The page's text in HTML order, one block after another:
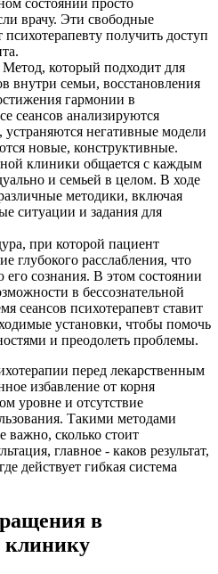
состоянии просто
врачу. Эти свободные
получить доступ
который подходит для
внутри семьи, восстановления
гармонии в
сеансов анализируются
негативные модели
новые, конструктивные.
клиники общается с каждым
и семьей в целом. В ходе
методики, включая
ситуации и задания для
при которой пациент
глубокого расслабления, что
сознания. В этом состоянии
в бессознательной
сеансов психотерапевт ставит
установки, чтобы помочь
и преодолеть проблемы.
перед лекарственным
избавление от корня
уровне и отсутствие
Такими методами
важно, сколько стоит
главное - каков результат,
действует гибкая система
в
клинику